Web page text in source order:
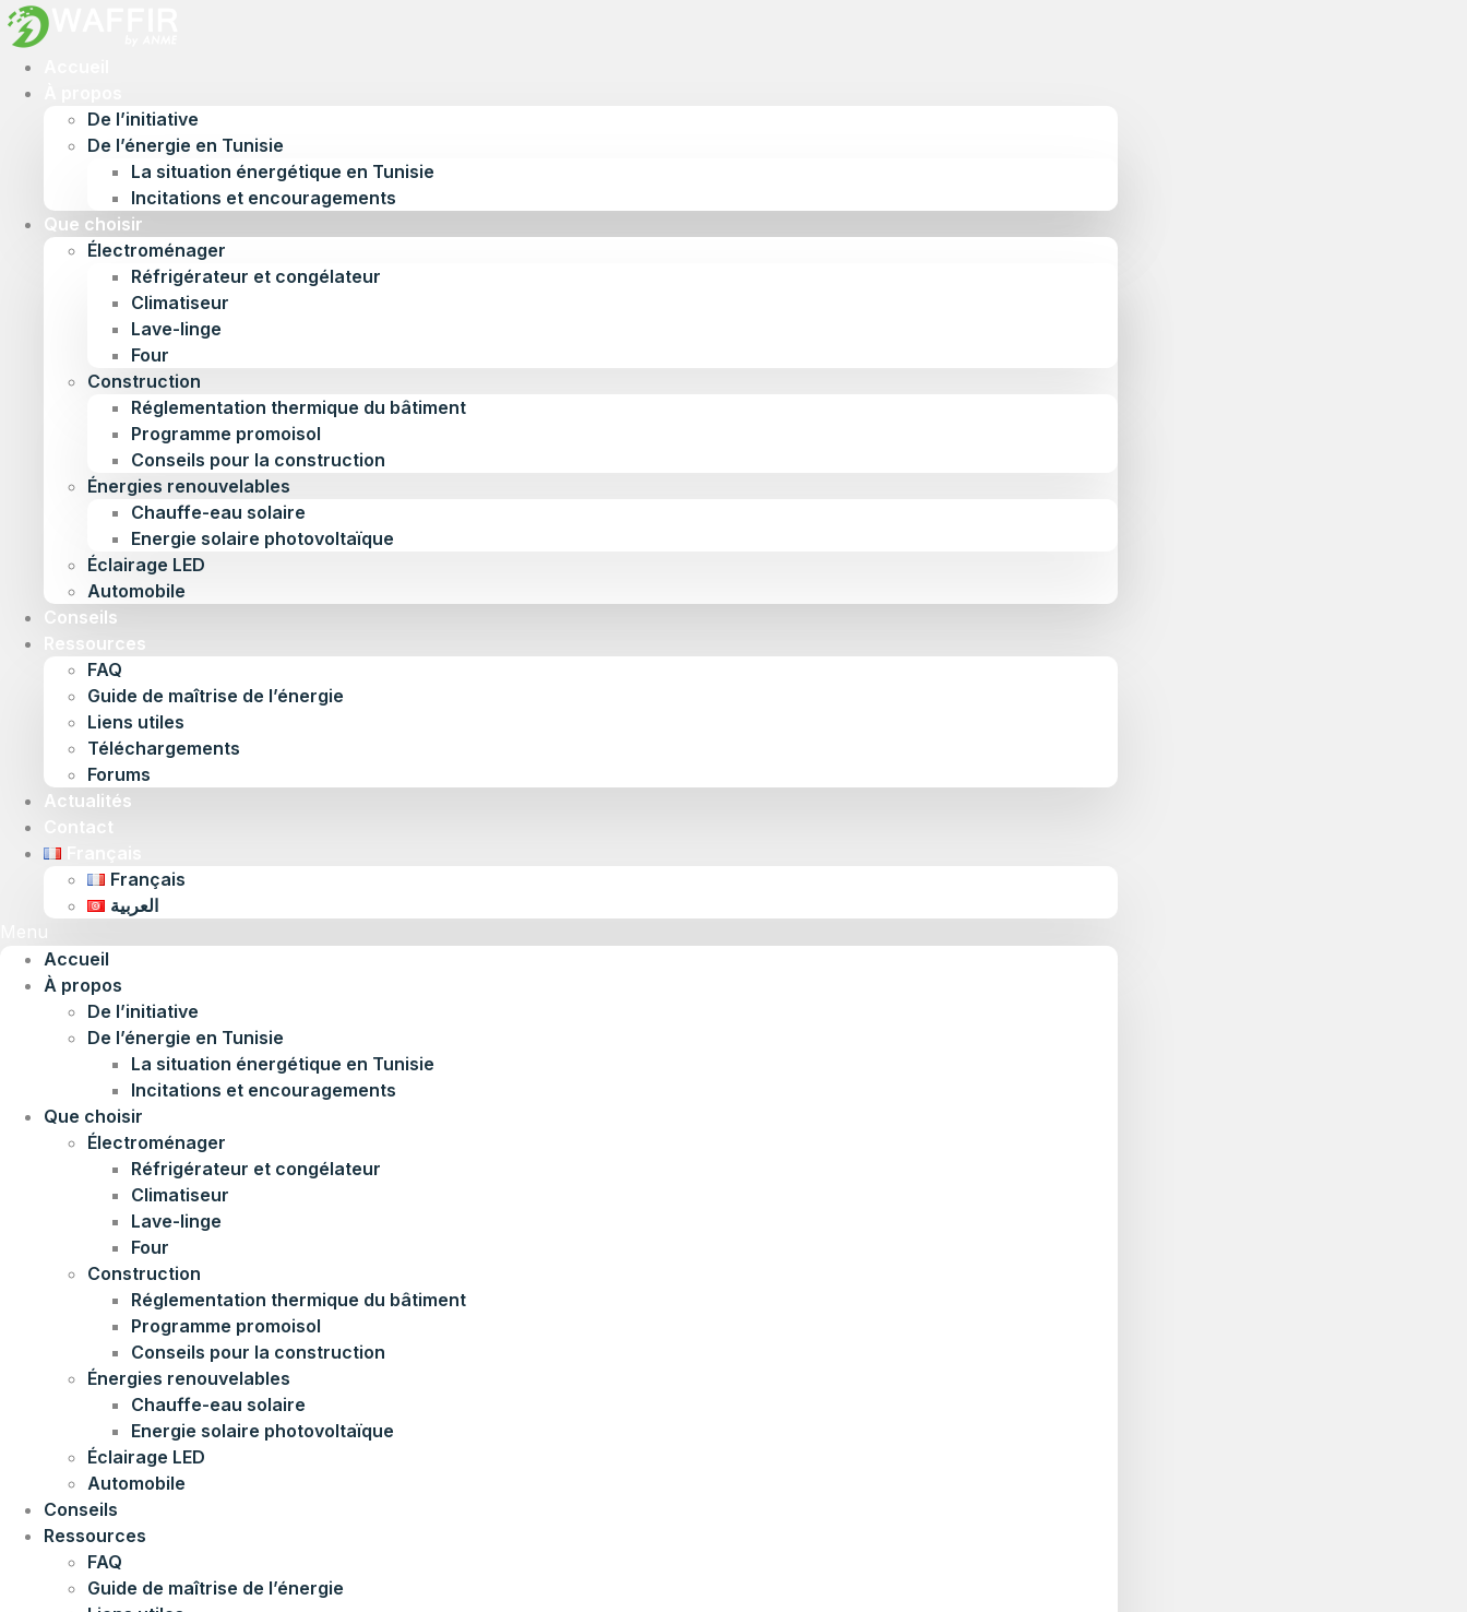
De l’initiative
De l’énergie en Tunisie
La situation énergétique en Tunisie
Incitations et encouragements
Que choisir
Électroménager
Réfrigérateur et congélateur
Climatiseur
Lave-linge
Four
Construction
Réglementation thermique du bâtiment
Programme promoisol
Conseils pour la construction
Énergies renouvelables
Chauffe-eau solaire
Energie solaire photovoltaïque
Éclairage LED
Automobile
Conseils
Ressources
FAQ
Guide de maîtrise de l’énergie
Liens utiles
Téléchargements
Forums
Actualités
Contact
Français
العربية
Accueil
À propos
De l’initiative
De l’énergie en Tunisie
La situation énergétique en Tunisie
Incitations et encouragements
Que choisir
Électroménager
Réfrigérateur et congélateur
Climatiseur
Lave-linge
Four
Construction
Réglementation thermique du bâtiment
Programme promoisol
Conseils pour la construction
Énergies renouvelables
Chauffe-eau solaire
Energie solaire photovoltaïque
Éclairage LED
Automobile
Conseils
Ressources
FAQ
Guide de maîtrise de l’énergie